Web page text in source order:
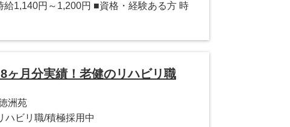
給1,140円～1,200円 ■資格・経験ある方 時
ヶ月分実績！老健のリハビリ職
洲苑
ハビリ職/積極採用中